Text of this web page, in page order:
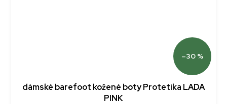
–30 %
dámské barefoot kožené boty Protetika LADA
PINK